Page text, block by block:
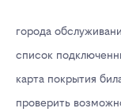
города
список
карта покрытия
проверить